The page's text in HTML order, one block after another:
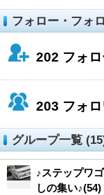
フォロー・フォ
202 フォ
203 フォ
グループ一覧
♪ステップワ
しの集い♪(54)